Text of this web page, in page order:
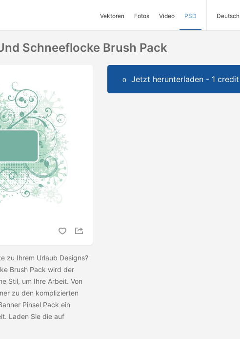
Vektoren Fotos Video PSD Deutsch
Schneeflocke Brush Pack
zu Ihrem Urlaub Designs?
Brush Pack wird der
Stil, um Ihre Arbeit. Von
zu den komplizierten
Pinsel Pack ein
Laden Sie die auf
Jetzt herunterladen - 1 credit